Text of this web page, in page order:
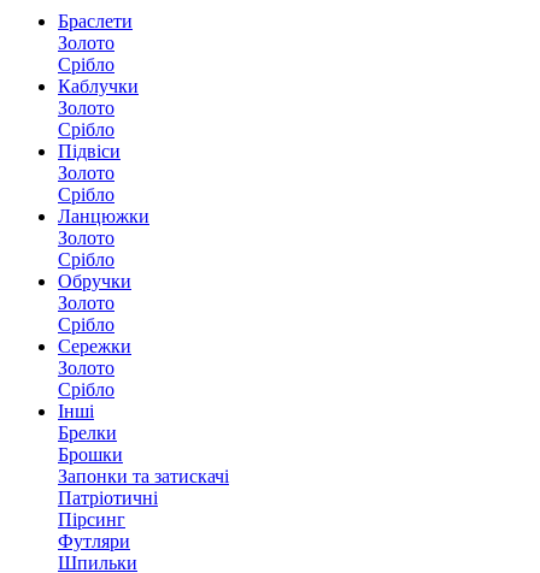
Браслети
Золото
Срібло
Каблучки
Золото
Срібло
Підвіси
Золото
Срібло
Ланцюжки
Золото
Срібло
Обручки
Золото
Срібло
Сережки
Золото
Срібло
Інші
Брелки
Брошки
Запонки та затискачі
Патріотичні
Пірсинг
Футляри
Шпильки